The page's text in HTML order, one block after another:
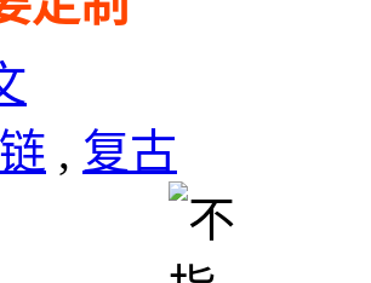
, 复古